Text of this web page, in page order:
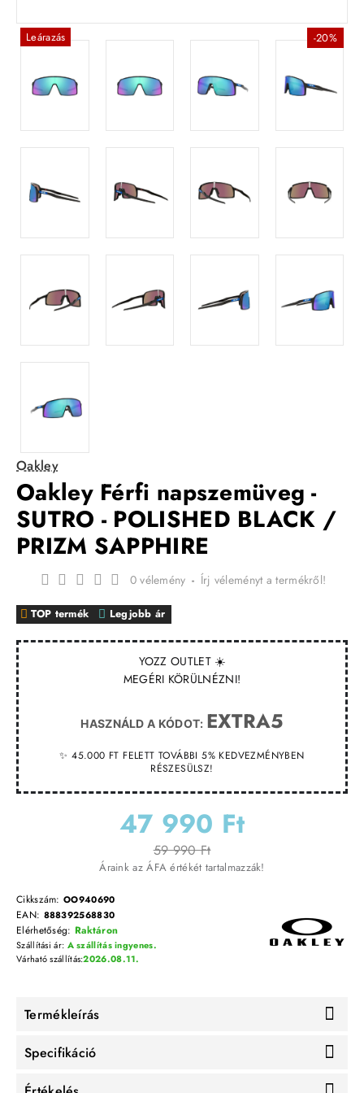
Leárazás -20%
Oakley
Oakley Férfi napszemüveg -
SUTRO - POLISHED BLACK /
PRIZM SAPPHIRE
YOZZ OUTLET ☀️
MEGÉRI KÖRÜLNÉZNI!
HASZNÁLD A KÓDOT: EXTRA5
✨ 45.000 FT FELETT TOVÁBBI 5% KEDVEZMÉNYBEN
RÉSZESÜLSZ!
TOP termék Legjobb ár
0 vélemény - Írj véleményt a termékről!
47 990 Ft
59 990 Ft
Áraink az ÁFA értékét tartalmazzák!
Cikkszám: OO940690
EAN: 888392568830
Elérhetőség: Raktáron
Várható szállítás:2026.08.11.
Szállítási ár: A szállítás ingyenes.
Termékleírás
Specifikáció